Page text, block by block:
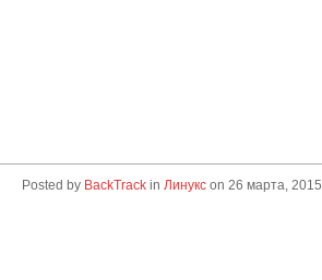
Posted by BackTrack in Линукс on 26 марта, 2015